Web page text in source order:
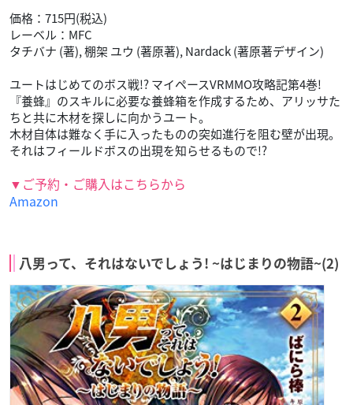
価格：715円(税込)
レーベル：MFC
タチバナ (著), 棚架 ユウ (著原著), Nardack (著原著デザイン)
ユートはじめてのボス戦!? マイペースVRMMO攻略記第4巻!
『養蜂』のスキルに必要な養蜂箱を作成するため、アリッサた
ちと共に木材を探しに向かうユート。
木材自体は難なく手に入ったものの突如進行を阻む壁が出現。
それはフィールドボスの出現を知らせるもので!?
▼ご予約・ご購入はこちらから
Amazon
八男って、それはないでしょう! ~はじまりの物語~(2)